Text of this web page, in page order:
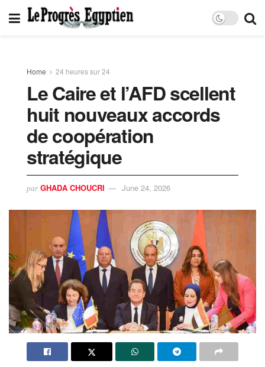
Home 24 heures sur 24
Le Caire et l’AFD scellent
huit nouveaux accords
de coopération
stratégique
par GHADA CHOUCRI June 24, 2026